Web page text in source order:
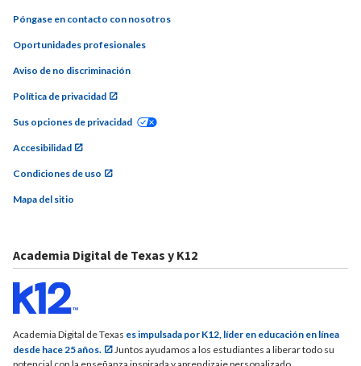
Póngase en contacto con nosotros
Oportunidades profesionales
Aviso de no discriminación
Política de privacidad
Sus opciones de privacidad
Accesibilidad
Condiciones de uso
Mapa del sitio
Academia Digital de Texas y K12
Academia Digital de Texas es impulsada por K12, líder en educación en línea
desde hace 25 años.
Juntos ayudamos a los estudiantes a liberar todo su